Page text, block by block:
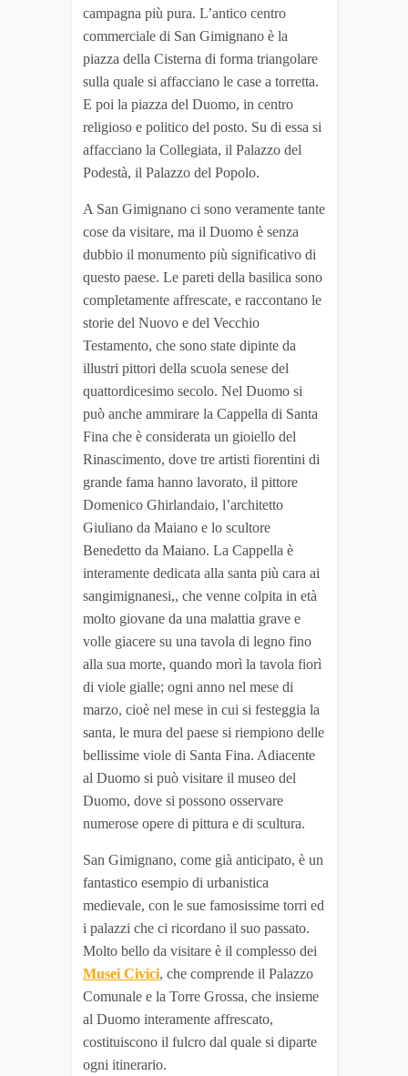
campagna più pura. L’antico centro
commerciale di San Gimignano è la
piazza della Cisterna di forma triangolare
sulla quale si affacciano le case a torretta.
E poi la piazza del Duomo, in centro
religioso e politico del posto. Su di essa si
affacciano la Collegiata, il Palazzo del
Podestà, il Palazzo del Popolo.
A San Gimignano ci sono veramente tante
cose da visitare, ma il Duomo è senza
dubbio il monumento più significativo di
questo paese. Le pareti della basilica sono
completamente affrescate, e raccontano le
storie del Nuovo e del Vecchio
Testamento, che sono state dipinte da
illustri pittori della scuola senese del
quattordicesimo secolo. Nel Duomo si
può anche ammirare la Cappella di Santa
Fina che è considerata un gioiello del
Rinascimento, dove tre artisti fiorentini di
grande fama hanno lavorato, il pittore
Domenico Ghirlandaio, l’architetto
Giuliano da Maiano e lo scultore
Benedetto da Maiano. La Cappella è
interamente dedicata alla santa più cara ai
sangimignanesi,, che venne colpita in età
molto giovane da una malattia grave e
volle giacere su una tavola di legno fino
alla sua morte, quando morì la tavola fiorì
di viole gialle; ogni anno nel mese di
marzo, cioè nel mese in cui si festeggia la
santa, le mura del paese si riempiono delle
bellissime viole di Santa Fina. Adiacente
al Duomo si può visitare il museo del
Duomo, dove si possono osservare
numerose opere di pittura e di scultura.
San Gimignano, come già anticipato, è un
fantastico esempio di urbanistica
medievale, con le sue famosissime torri ed
i palazzi che ci ricordano il suo passato.
Molto bello da visitare è il complesso dei
Musei Civici, che comprende il Palazzo
Comunale e la Torre Grossa, che insieme
al Duomo interamente affrescato,
costituiscono il fulcro dal quale si diparte
ogni itinerario.